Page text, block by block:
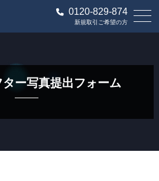
新規取引ご希望の方
0120-829-874
ター写真提出フォーム